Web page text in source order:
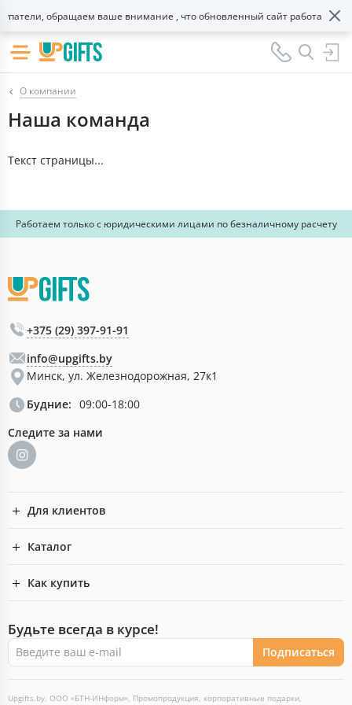
обращаем ваше внимание , что обновленный сайт работает в
О компании
Наша команда
Текст страницы...
Работаем только с юридическими лицами по безналичному расчету
+375 (29) 397-91-91
info@upgifts.by
Минск, ул. Железнодорожная, 27к1
Будние: 09:00-18:00
Следите за нами
Для клиентов
Каталог
Как купить
Будьте всегда в курсе!
Подписаться
Upgifts.by. ООО «БТН-ИНформ», Промопродукция, корпоративные подарки,